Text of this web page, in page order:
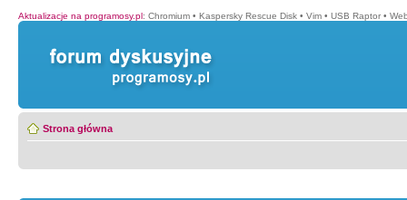
Aktualizacje na programosy.pl: Chromium • Kaspersky Rescue Disk • Vim • USB Raptor •
Strona główna